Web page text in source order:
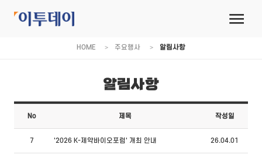
HOME 주요행사 알림사항
알림사항
No 제목 작성일
7 '2026 K-제약바이오포럼' 개최 안내 26.04.01